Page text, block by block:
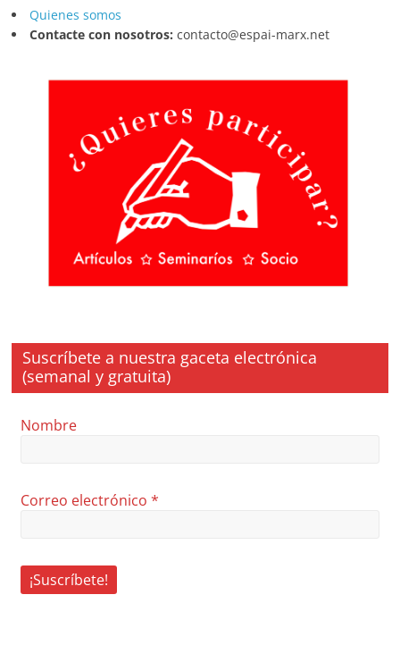
Quienes somos
Contacte con nosotros: contacto@espai-marx.net
Suscríbete a nuestra gaceta electrónica
(semanal y gratuita)
Nombre
Correo electrónico*